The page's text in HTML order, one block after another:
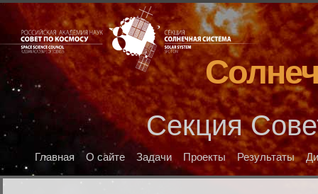
Секция
Главная О сайте Задачи Проекты Результаты